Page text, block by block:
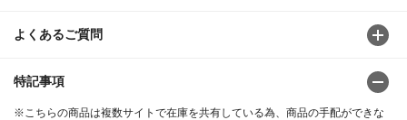
よくあるご質問
特記事項
※こちらの商品は複数サイトで在庫を共有している為、商品の手配ができな